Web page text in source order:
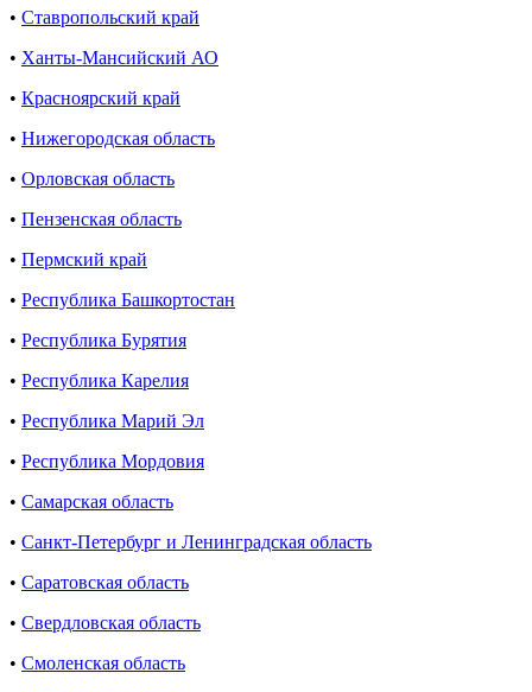
• Ставропольский край
• Ханты-Мансийский АО
• Красноярский край
• Нижегородская область
• Орловская область
• Пензенская область
• Пермский край
• Республика Башкортостан
• Республика Бурятия
• Республика Карелия
• Республика Марий Эл
• Республика Мордовия
• Самарская область
• Санкт-Петербург и Ленинградская область
• Саратовская область
• Свердловская область
• Смоленская область